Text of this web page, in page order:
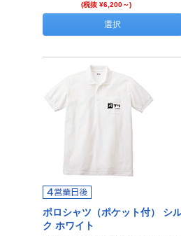
(税抜 ¥6,200～)
選択
ポロシャツ（ポケット付） シ
ク ホワイト